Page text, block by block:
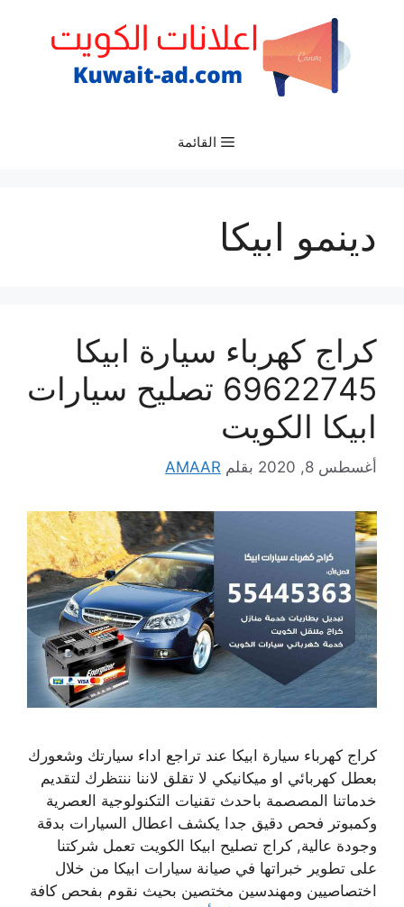
القائمة
دينمو ابيكا
كراج كهرباء سيارة ابيكا
69622745 تصليح سيارات
ابيكا الكويت
أغسطس 8, 2020 بقلم AMAAR
كراج كهرباء سيارة ابيكا عند تراجع اداء سيارتك وشعورك
بعطل كهربائي او ميكانيكي لا تقلق لاننا ننتظرك لتقديم
خدماتنا المصصمة باحدث تقنيات التكنولوجية العصرية
وكمبوتر فحص دقيق جدا يكشف اعطال السيارات بدقة
وجودة عالية, كراج تصليح ابيكا الكويت تعمل شركتنا
على تطوير خبراتها في صيانة سيارات ابيكا من خلال
اختصاصيين ومهندسين مختصين بحيث نقوم بفحص كافة